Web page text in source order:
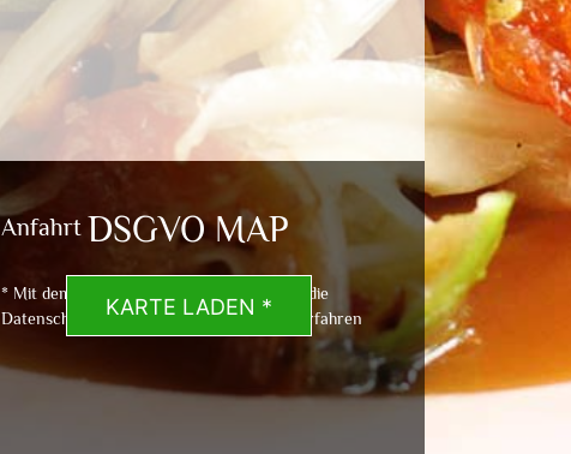
Anfahrt DSGVO MAP
KARTE LADEN *
* Mit dem Laden der Karte akzeptierst du die
Datenschutzerklärung von Google.
Mehr erfahren